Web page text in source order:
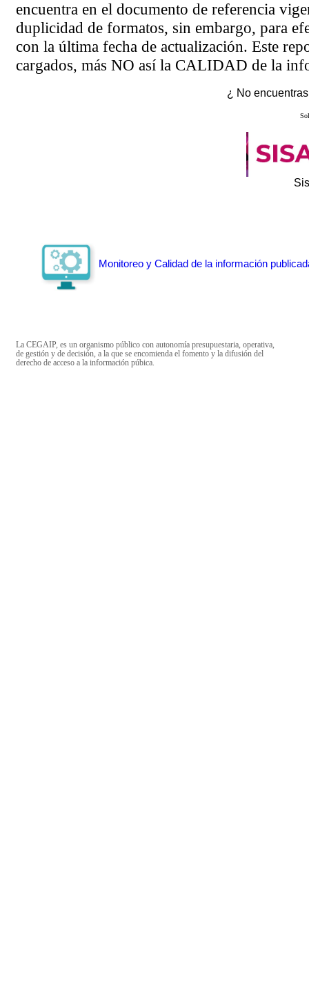
encuentra en el documento de referencia
duplicidad de formatos, sin embargo, para
con la última fecha de actualización. Este
cargados, más NO así la CALIDAD de la
¿ No
Monitoreo y Calidad de la información
La CEGAIP, es un organismo público con autonomía presupuestaria, operativa,
de gestión y de decisión, a la que se encomienda el fomento y la difusión del
derecho de acceso a la información púbica.